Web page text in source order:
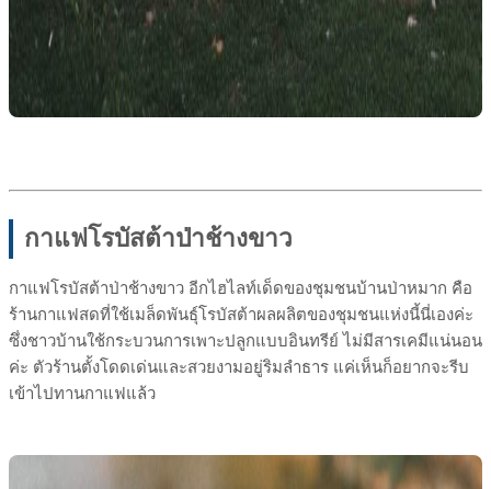
กาแฟโรบัสต้าป่าช้างขาว
กาแฟโรบัสต้าป่าช้างขาว อีกไฮไลท์เด็ดของชุมชนบ้านป่าหมาก คือ
ร้านกาแฟสดที่ใช้เมล็ดพันธุ์โรบัสต้าผลผลิตของชุมชนแห่งนี้นี่เองค่ะ
ซึ่งชาวบ้านใช้กระบวนการเพาะปลูกแบบอินทรีย์ ไม่มีสารเคมีแน่นอน
ค่ะ ตัวร้านตั้งโดดเด่นและสวยงามอยู่ริมลำธาร แค่เห็นก็อยากจะรีบ
เข้าไปทานกาแฟแล้ว